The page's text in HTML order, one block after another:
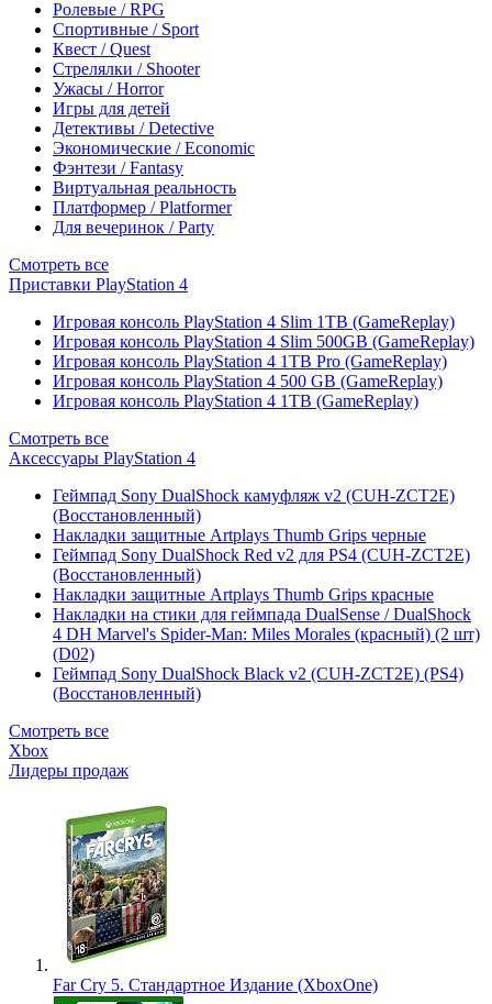
Ролевые / RPG
Спортивные / Sport
Квест / Quest
Стрелялки / Shooter
Ужасы / Horror
Игры для детей
Детективы / Detective
Экономические / Economic
Фэнтези / Fantasy
Виртуальная реальность
Платформер / Platformer
Для вечеринок / Party
Смотреть все
Приставки PlayStation 4
Игровая консоль PlayStation 4 Slim 1TB (GameReplay)
Игровая консоль PlayStation 4 Slim 500GB (GameReplay)
Игровая консоль PlayStation 4 1TB Pro (GameReplay)
Игровая консоль PlayStation 4 500 GB (GameReplay)
Игровая консоль PlayStation 4 1TB (GameReplay)
Смотреть все
Аксессуары PlayStation 4
Геймпад Sony DualShock камуфляж v2 (CUH-ZCT2E)
(Восстановленный)
Накладки защитные Artplays Thumb Grips черные
Геймпад Sony DualShock Red v2 для PS4 (CUH-ZCT2E)
(Восстановленный)
Накладки защитные Artplays Thumb Grips красные
Накладки на стики для геймпада DualSense / DualShock
4 DH Marvel's Spider-Man: Miles Morales (красный) (2 шт)
(D02)
Геймпад Sony DualShock Black v2 (CUH-ZCT2E) (PS4)
(Восстановленный)
Смотреть все
Xbox
Лидеры продаж
Far Cry 5. Стандартное Издание (XboxOne)